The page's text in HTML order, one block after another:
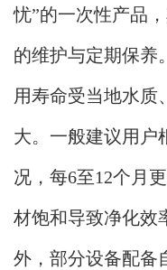
忧”的一次性产品
的维护与定期保养
用寿命受当地水质
大。一般建议用户
况，每6至12个月
材饱和导致净化效
外，部分设备配备